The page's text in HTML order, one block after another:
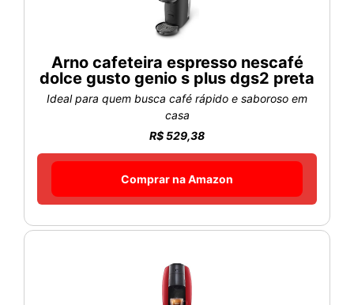
Arno cafeteira espresso nescafé
dolce gusto genio s plus dgs2 preta
Ideal para quem busca café rápido e saboroso em
casa
R$ 529,38
Comprar na Amazon